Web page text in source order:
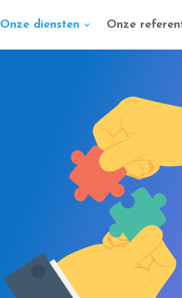
Onze diensten Onze